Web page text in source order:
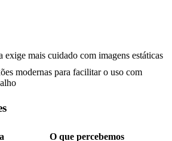
exige mais cuidado com imagens estáticas
modernas para facilitar o uso com
O que percebemos